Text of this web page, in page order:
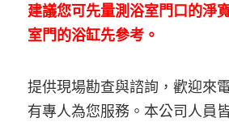
建議您可先量測浴室門口的淨
室門的浴缸先參考。
提供現場勘查與諮詢，歡迎來
有專人為您服務。本公司人員